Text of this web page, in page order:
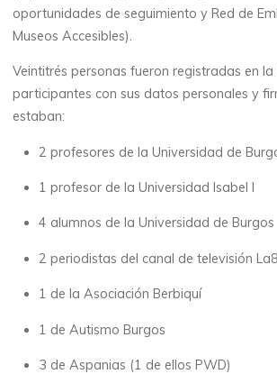
oportunidades de seguimiento y Red de
Museos Accesibles).
Veintitrés personas fueron registradas en la
participantes con sus datos personales y
estaban:
2 profesores de la Universidad de
1 profesor de la Universidad Isabel I
4 alumnos de la Universidad de Burgos
2 periodistas del canal de televisión
1 de la Asociación Berbiquí
1 de Autismo Burgos
3 de Aspanias (1 de ellos PWD)